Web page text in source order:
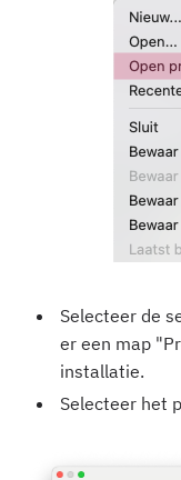
Selecteer de
er een map
installatie.
Selecteer het